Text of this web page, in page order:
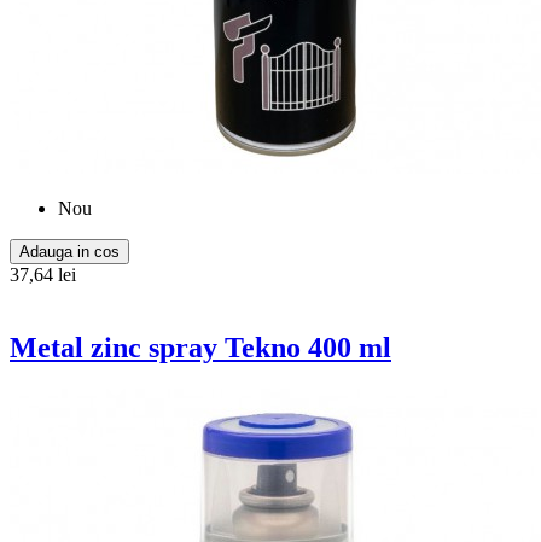
Nou
Adauga in cos
37,64 lei
Metal zinc spray Tekno 400 ml